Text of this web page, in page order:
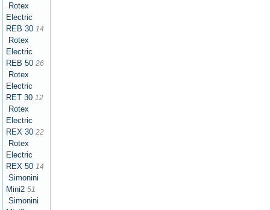
Rotex
Electric
REB 30 14
Rotex
Electric
REB 50 26
Rotex
Electric
RET 30 12
Rotex
Electric
REX 30 22
Rotex
Electric
REX 50 14
Simonini
Mini2 51
Simonini